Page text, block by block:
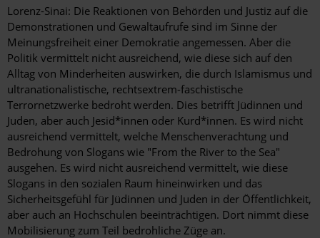
Lorenz-Sinai: Die Reaktionen von Behörden und Justiz auf die
Demonstrationen und Gewaltaufrufe sind im Sinne der
Meinungsfreiheit einer Demokratie angemessen. Aber die
Politik vermittelt nicht ausreichend, wie diese sich auf den
Alltag von Minderheiten auswirken, die durch Islamismus und
ultranationalistische, rechtsextrem-faschistische
Terrornetzwerke bedroht werden. Dies betrifft Jüdinnen und
Juden, aber auch Jesid*innen oder Kurd*innen. Es wird nicht
ausreichend vermittelt, welche Menschenverachtung und
Bedrohung von Slogans wie "From the River to the Sea"
ausgehen. Es wird nicht ausreichend vermittelt, wie diese
Slogans in den sozialen Raum hineinwirken und das
Sicherheitsgefühl für Jüdinnen und Juden in der Öffentlichkeit,
aber auch an Hochschulen beeinträchtigen. Dort nimmt diese
Mobilisierung zum Teil bedrohliche Züge an.